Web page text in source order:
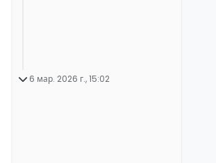
6 мар. 2026 г., 15:02